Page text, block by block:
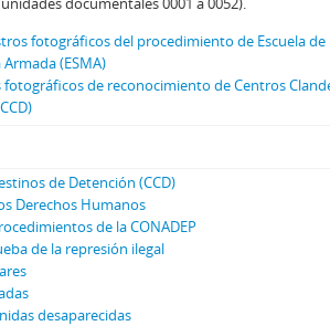
fotográficos del procedimiento de Escuela de
(ESMA)
fotográficos de reconocimiento de Centros
de Detención (CCD)
Derechos Humanos
de la CONADEP
de la represión ilegal
desaparecidas